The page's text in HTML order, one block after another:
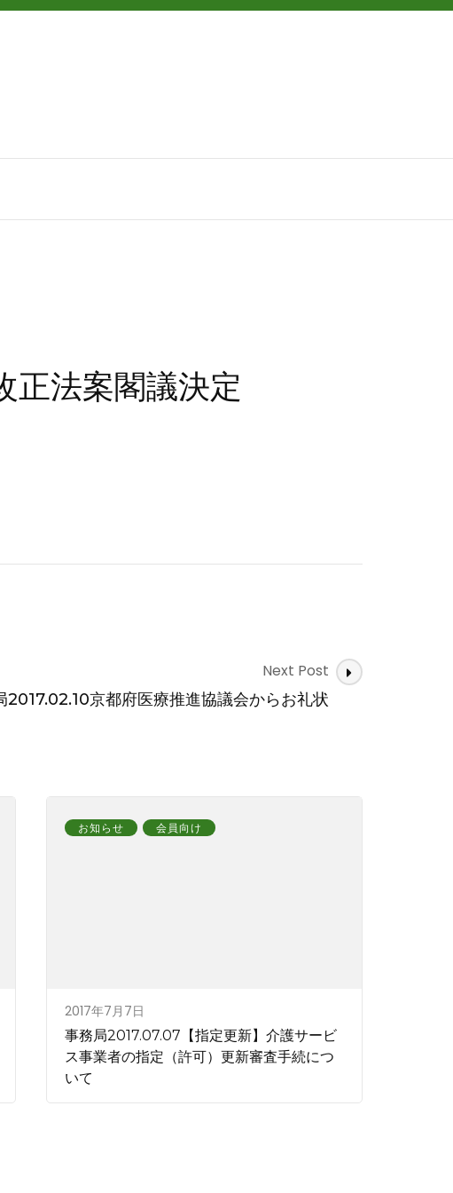
正法案閣議決定
Next Post
2017.02.10京都府医療推進協議会からお礼状
お知らせ 会員向け
2017年7月7日
事務局2017.07.07【指定更新】介護サービ
ス事業者の指定（許可）更新審査手続につ
いて